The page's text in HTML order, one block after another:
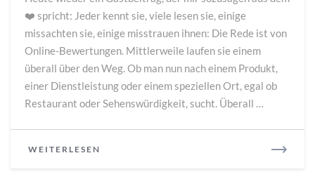
und
positiven
Online-
Bewertungen
umgeht
❤️ spricht: Jeder kennt sie, viele lesen sie, einige
missachten sie, einige misstrauen ihnen: Die Rede ist von
Online-Bewertungen. Mittlerweile laufen sie einem
überall über den Weg. Ob man nun nach einem Produkt,
einer Dienstleistung oder einem speziellen Ort, egal ob
Restaurant oder Sehenswürdigkeit, sucht. Überall …
WEITERLESEN